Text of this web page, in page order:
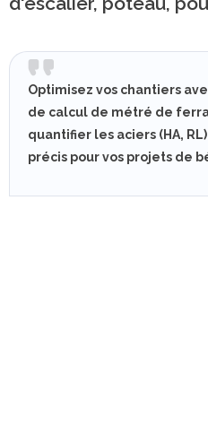
Optimisez vos chantiers
de calcul de métré de
quantifier les aciers (HA,
précis pour vos projets de